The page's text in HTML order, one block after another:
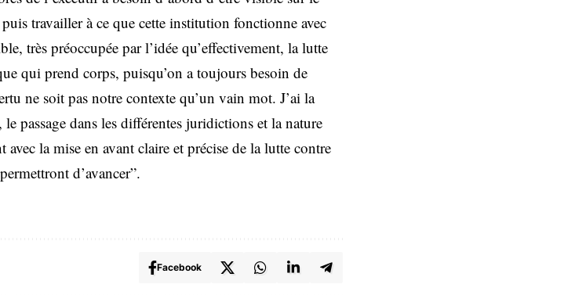
travailler à ce que cette institution fonctionne avec
très préoccupée par l’idée qu’effectivement, la lutte
qui prend corps, puisqu’on a toujours besoin de
ne soit pas notre contexte qu’un vain mot. J’ai la
passage dans les différentes juridictions et la nature
la mise en avant claire et précise de la lutte contre
d’avancer”.
Facebook